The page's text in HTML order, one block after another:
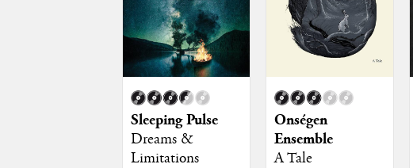
Sleeping Pulse
Dreams &
Limitations
Onségen
Ensemble
A Tale